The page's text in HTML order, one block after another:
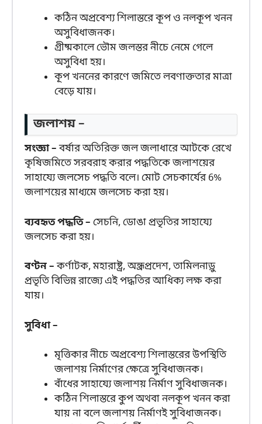
কঠিন অপ্রবেশ্য শিলাস্তরে কূপ ও নলকূপ খনন
অসুবিধাজনক।
গ্রীষ্মকালে ভৌম জলস্তর নীচে নেমে গেলে
অসুবিধা হয়।
কূপ খননের কারণে জমিতে লবণাক্ততার মাত্রা
বেড়ে যায়।
জলাশয় –
সংজ্ঞা –বর্ষার অতিরিক্ত জল জলাধারে আটকে রেখে
কৃষিজমিতে সরবরাহ করার পদ্ধতিকে জলাশয়ের
সাহায্যে জলসেচ পদ্ধতি বলে। মোট সেচকার্যের 6%
জলাশয়ের মাধ্যমে জলসেচ করা হয়।
ব্যবহৃত পদ্ধতি – সেচনি, ডোঙা প্রভৃতির সাহায্যে
জলসেচ করা হয়।
বণ্টন –কর্ণাটক, মহারাষ্ট্র, অন্ধ্রপ্রদেশ, তামিলনাড়ু
প্রভৃতি বিভিন্ন রাজ্যে এই পদ্ধতির আধিক্য লক্ষ করা
যায়।
সুবিধা –
মৃত্তিকার নীচে অপ্রবেশ্য শিলাস্তরের উপস্থিতি
জলাশয় নির্মাণের ক্ষেত্রে সুবিধাজনক।
বাঁধের সাহায্যে জলাশয় নির্মাণ সুবিধাজনক।
কঠিন শিলাস্তরে কুপ অথবা নলকূপ খনন করা
যায় না বলে জলাশয় নির্মাণই সুবিধাজনক।